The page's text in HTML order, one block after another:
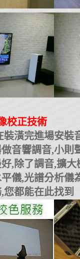
校正技術
潢完進場安裝
音響調音,小則
,除了調音,擴
儀,光譜分析儀
都能在此找到